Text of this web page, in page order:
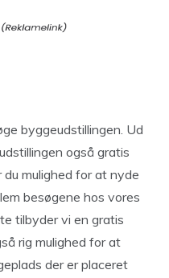
byggeudstillingen. Ud
også gratis
mulighed for at nyde
besøgene hos vores
tilbyder vi en gratis
rig mulighed for at
der er placeret